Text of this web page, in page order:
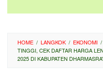
HOME / LANGKOK / EKONOMI /
TINGGI, CEK DAFTAR HARGA
2025 DI KABUPATEN